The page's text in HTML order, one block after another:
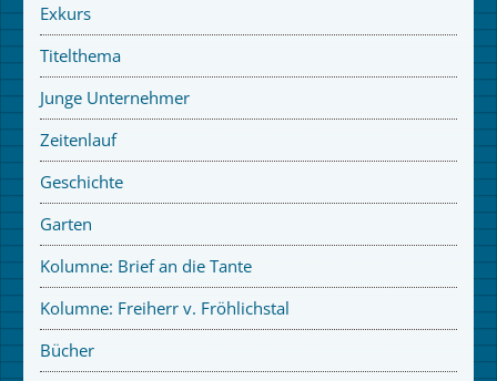
Exkurs
Titelthema
Junge Unternehmer
Zeitenlauf
Geschichte
Garten
Kolumne: Brief an die Tante
Kolumne: Freiherr v. Fröhlichstal
Bücher